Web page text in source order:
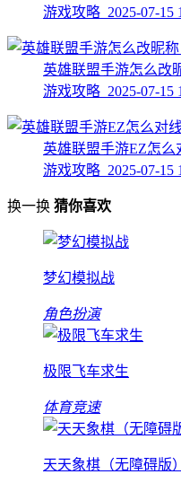
游戏攻略 2025-07-15
英雄联盟手游怎么改
游戏攻略 2025-07-15
英雄联盟手游EZ怎
游戏攻略 2025-07-15
换一换 猜你喜欢
梦幻模拟战
角色扮演
极限飞车求生
体育竞速
天天象棋（无障碍版）